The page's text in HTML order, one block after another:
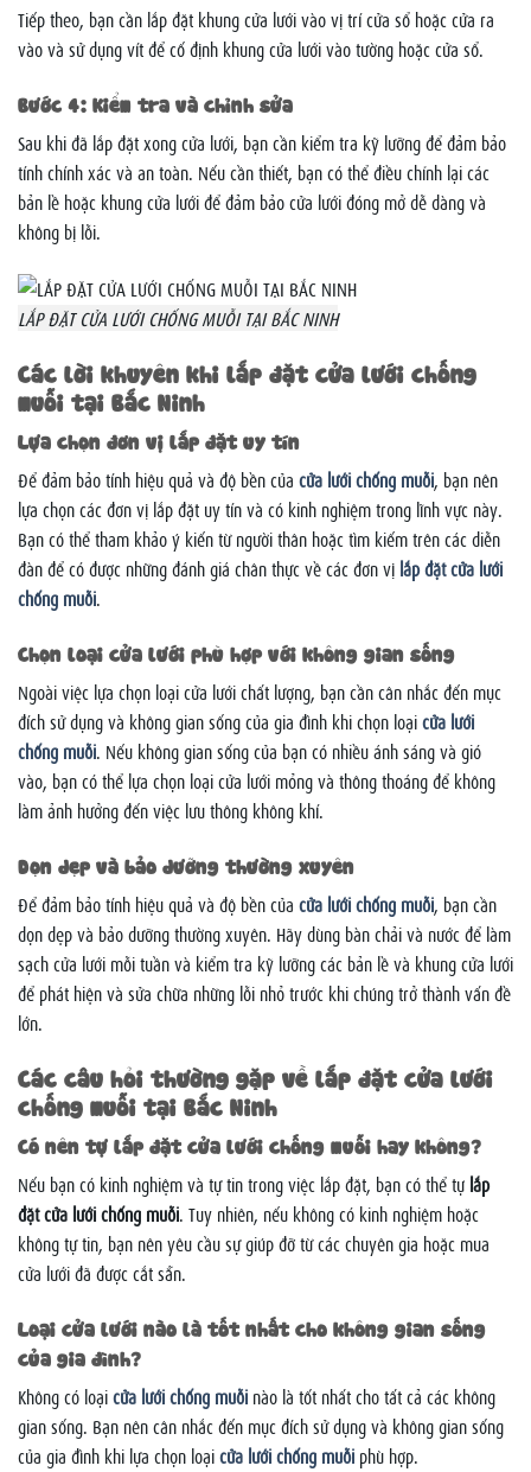
Tiếp theo, bạn cần lắp đặt khung cửa lưới vào vị trí cửa sổ hoặc cửa ra
vào và sử dụng vít để cố định khung cửa lưới vào tường hoặc cửa sổ.
Bước 4: Kiểm tra và chỉnh sửa
Sau khi đã lắp đặt xong cửa lưới, bạn cần kiểm tra kỹ lưỡng để đảm bảo
tính chính xác và an toàn. Nếu cần thiết, bạn có thể điều chỉnh lại các
bản lề hoặc khung cửa lưới để đảm bảo cửa lưới đóng mở dễ dàng và
không bị lỗi.
LẮP ĐẶT CỬA LƯỚI CHỐNG MUỖI TẠI BẮC NINH
Các lời khuyên khi lắp đặt cửa lưới chống
muỗi tại Bắc Ninh
Lựa chọn đơn vị lắp đặt uy tín
Để đảm bảo tính hiệu quả và độ bền của cửa lưới chống muỗi, bạn nên
lựa chọn các đơn vị lắp đặt uy tín và có kinh nghiệm trong lĩnh vực này.
Bạn có thể tham khảo ý kiến từ người thân hoặc tìm kiếm trên các diễn
đàn để có được những đánh giá chân thực về các đơn vị lắp đặt cửa lưới
chống muỗi.
Chọn loại cửa lưới phù hợp với không gian sống
Ngoài việc lựa chọn loại cửa lưới chất lượng, bạn cần cân nhắc đến mục
đích sử dụng và không gian sống của gia đình khi chọn loạicửa lưới
chống muỗi. Nếu không gian sống của bạn có nhiều ánh sáng và gió
vào, bạn có thể lựa chọn loại cửa lưới mỏng và thông thoáng để không
làm ảnh hưởng đến việc lưu thông không khí.
Dọn dẹp và bảo dưỡng thường xuyên
Để đảm bảo tính hiệu quả và độ bền của cửa lưới chống muỗi, bạn cần
dọn dẹp và bảo dưỡng thường xuyên. Hãy dùng bàn chải và nước để làm
sạch cửa lưới mỗi tuần và kiểm tra kỹ lưỡng các bản lề và khung cửa lưới
để phát hiện và sửa chữa những lỗi nhỏ trước khi chúng trở thành vấn đề
lớn.
Các câu hỏi thường gặp về lắp đặt cửa lưới
chống muỗi tại Bắc Ninh
Có nên tự lắp đặt cửa lưới chống muỗi hay không?
Nếu bạn có kinh nghiệm và tự tin trong việc lắp đặt, bạn có thể tự lắp
đặt cửa lưới chống muỗi. Tuy nhiên, nếu không có kinh nghiệm hoặc
không tự tin, bạn nên yêu cầu sự giúp đỡ từ các chuyên gia hoặc mua
cửa lưới đã được cắt sẵn.
Loại cửa lưới nào là tốt nhất cho không gian sống
của gia đình?
Không có loạicửa lưới chống muỗi nào là tốt nhất cho tất cả các không
gian sống. Bạn nên cân nhắc đến mục đích sử dụng và không gian sống
của gia đình khi lựa chọn loạicửa lưới chống muỗi phù hợp.